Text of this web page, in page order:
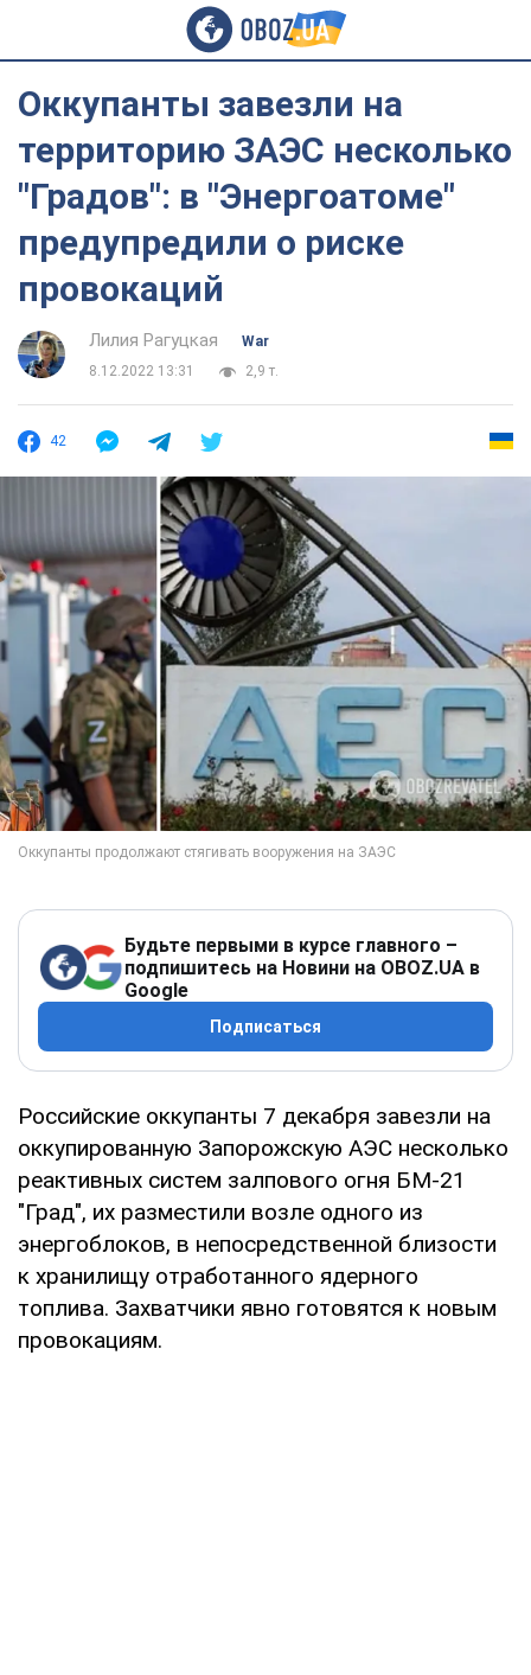
Оккупанты завезли на
территорию ЗАЭС несколько
"Градов": в "Энергоатоме"
предупредили о риске
провокаций
Лилия Рагуцкая
War
8.12.2022 13:31
2,9 т.
42
Будьте первыми в курсе главного –
подпишитесь на Новини на OBOZ.UA в
Google
Подписаться
Российские оккупанты 7 декабря завезли на
оккупированную Запорожскую АЭС несколько
реактивных систем залпового огня БМ-21
"Град", их разместили возле одного из
энергоблоков, в непосредственной близости
к хранилищу отработанного ядерного
топлива. Захватчики явно готовятся к новым
провокациям.